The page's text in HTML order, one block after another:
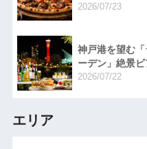
2026/07/23
神戸港を望む
ーデン」絶景
2026/07/22
エリア